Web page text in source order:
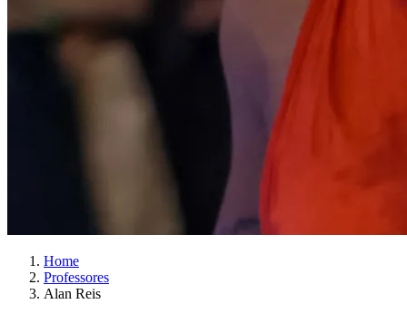
Home
Professores
Alan Reis